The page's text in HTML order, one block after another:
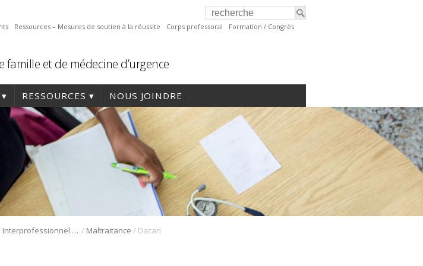
Ressources – Mesures de soutien à la réussite Corps professoral Formation / Congrès
et de médecine d’urgence
RESSOURCES NOUS JOINDRE
Comité Interprofessionnel Interuniversitaire de développement professoral continu CII-DPC (2015) / Maltraitance / Dacan